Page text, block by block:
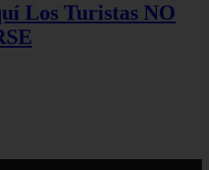
Los Turistas NO